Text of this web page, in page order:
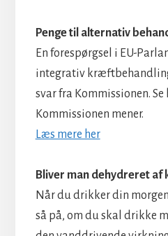
Penge til alternativ
En forespørgsel i EU-
integrativ
svar fra Kommissionen. Se
Kommissionen mener.
Læs mere her
Bliver man dehydreret af
Når du drikker din
så på, om du skal drikke